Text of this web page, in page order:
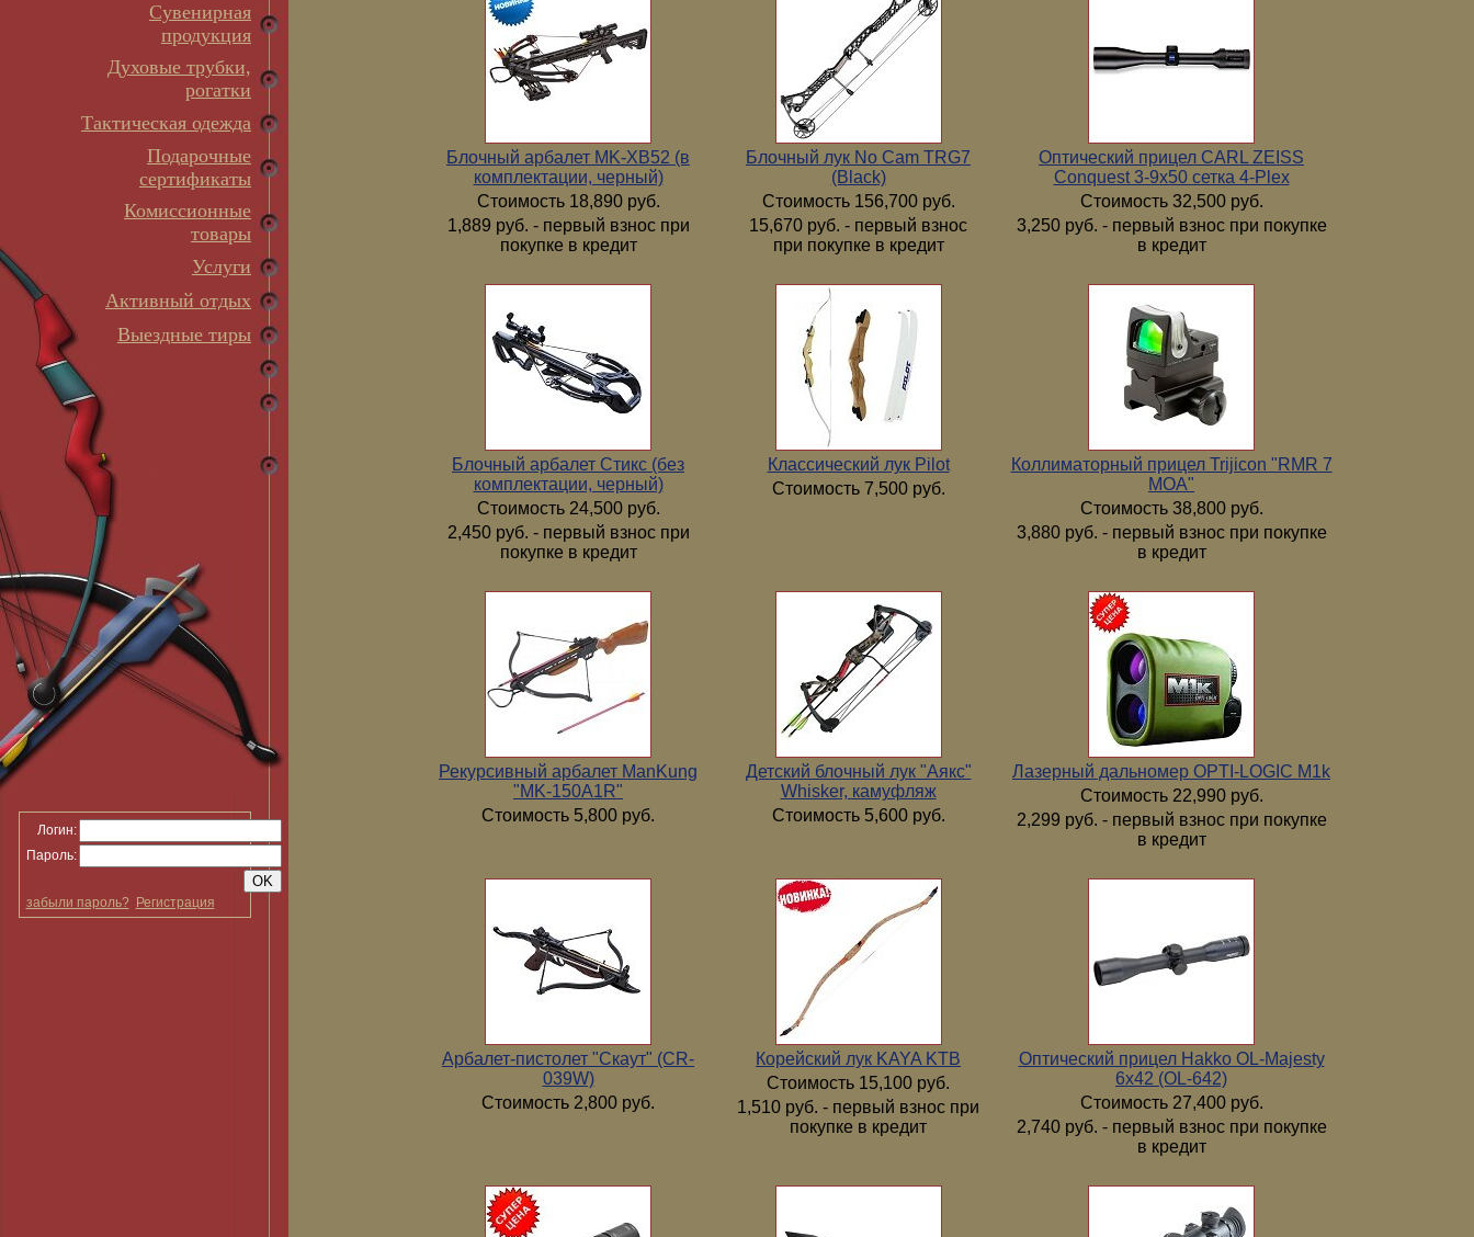
Сувенирная
продукция
Духовые трубки,
рогатки
Тактическая одежда
Подарочные
сертификаты
Комиссионные
товары
Услуги
Активный отдых
Выездные тиры
Логин:
Пароль:
забыли пароль? Регистрация
Блочный арбалет MK-XB52 (в
комплектации, черный)
Стоимость 18,890 руб.
1,889 руб. - первый взнос при
покупке в кредит
Блочный лук No Cam TRG7
(Black)
Стоимость 156,700 руб.
15,670 руб. - первый взнос
при покупке в кредит
Оптический прицел CARL ZEISS
Conquest 3-9x50 сетка 4-Plex
Стоимость 32,500 руб.
3,250 руб. - первый взнос при покупке
в кредит
Блочный арбалет Стикс (без
комплектации, черный)
Стоимость 24,500 руб.
2,450 руб. - первый взнос при
покупке в кредит
Классический лук Pilot
Стоимость 7,500 руб.
Коллиматорный прицел Trijicon "RMR 7
МОА"
Стоимость 38,800 руб.
3,880 руб. - первый взнос при покупке
в кредит
Рекурсивный арбалет ManKung
"MK-150А1R"
Стоимость 5,800 руб.
Детский блочный лук "Аякс"
Whisker, камуфляж
Стоимость 5,600 руб.
Лазерный дальномер OPTI-LOGIC M1k
Стоимость 22,990 руб.
2,299 руб. - первый взнос при покупке
в кредит
Арбалет-пистолет "Скаут" (CR-
039W)
Стоимость 2,800 руб.
Корейский лук KAYA KTB
Стоимость 15,100 руб.
1,510 руб. - первый взнос при
покупке в кредит
Оптический прицел Hakko OL-Majesty
6x42 (OL-642)
Стоимость 27,400 руб.
2,740 руб. - первый взнос при покупке
в кредит